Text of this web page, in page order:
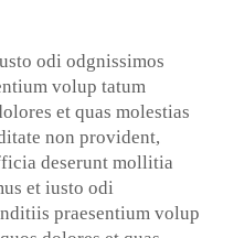
odi odgnissimos
volup tatum
et quas molestias
non provident,
deserunt mollitia
et iusto odi
praesentium volup